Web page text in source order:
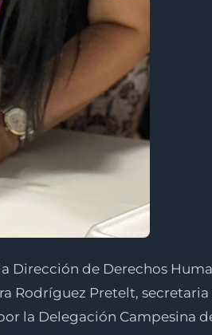
Dirección de Derechos
Rodríguez Pretelt,
la Delegación Campesina